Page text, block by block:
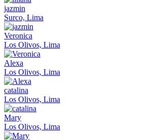
jazmin
Surco, Lima
Veronica
Los Olivos, Lima
Alexa
Los Olivos, Lima
catalina
Los Olivos, Lima
Mary
Los Olivos, Lima